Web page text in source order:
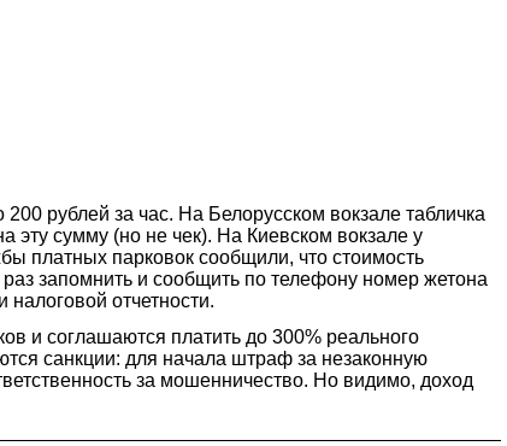
рублей за час. На Белорусском вокзале табличка
эту сумму (но не чек). На Киевском вокзале у
платных парковок сообщили, что стоимость
запомнить и сообщить по телефону номер жетона
отчетности.
и соглашаются платить до 300% реального
санкции: для начала штраф за незаконную
за мошенничество. Но видимо, доход